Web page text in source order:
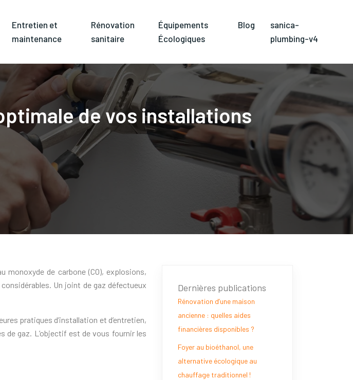
Entretien et
maintenance
Rénovation
sanitaire
Équipements
Écologiques
Blog
sanica-
plumbing-v4
de vos installations
de carbone (CO), explosions,
Un joint de gaz défectueux
pratiques d’installation et d’entretien,
gaz. L’objectif est de vous fournir les
Dernières publications
Rénovation d’une maison
ancienne : quelles aides
financières disponibles ?
Foyer au bioéthanol, une
alternative écologique au
chauffage traditionnel !